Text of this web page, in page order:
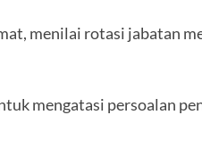
menilai rotasi jabatan
mengatasi persoalan